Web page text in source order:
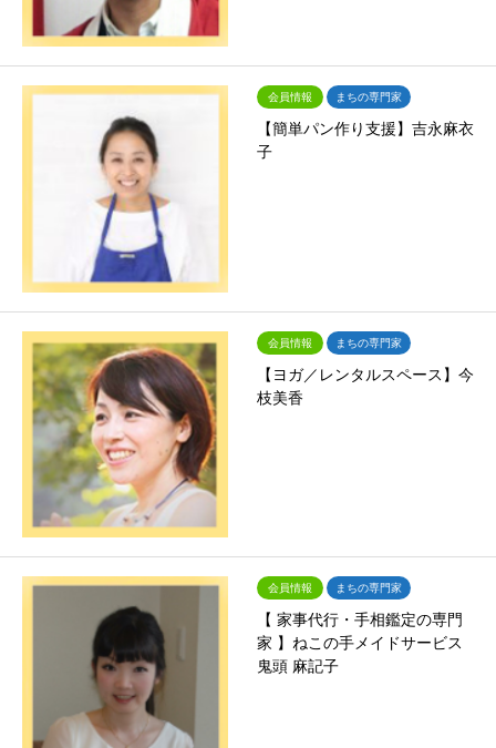
会員情報 まちの専門家
【簡単パン作り支援】吉永麻衣
子
会員情報 まちの専門家
【ヨガ／レンタルスペース】今
枝美香
会員情報 まちの専門家
【 家事代行・手相鑑定の専門
家 】ねこの手メイドサービス
鬼頭 麻記子